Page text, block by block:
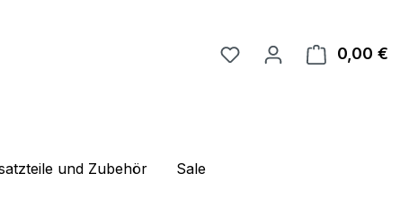
0,00 €
und Zubehör Sale